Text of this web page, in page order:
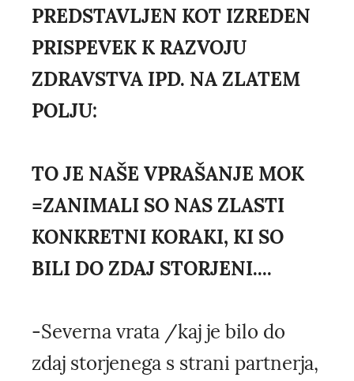
PREDSTAVLJEN KOT IZREDEN
PRISPEVEK K RAZVOJU
ZDRAVSTVA IPD. NA ZLATEM
POLJU:
TO JE NAŠE VPRAŠANJE MOK
=ZANIMALI SO NAS ZLASTI
KONKRETNI KORAKI, KI SO
BILI DO ZDAJ STORJENI....
-Severna vrata /kaj je bilo do
zdaj storjenega s strani partnerja,